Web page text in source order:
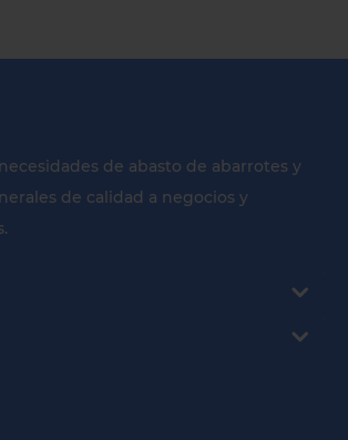
de abasto de abarrotes y
de calidad a negocios y